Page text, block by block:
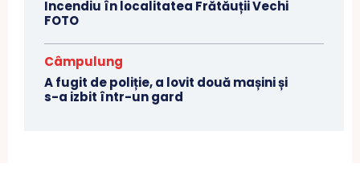
Incendiu în localitatea Frătăuții Vechi
FOTO
Câmpulung
A fugit de poliție, a lovit două mașini și
s-a izbit într-un gard